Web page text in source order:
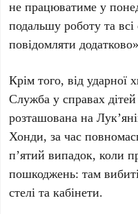
не працюватиме у
подальшу роботу та
повідомляти додатково
Крім того, від ударної
Служба у справах
розташована на
Хонди, за час
п’ятий випадок, коли
пошкоджень: там
стелі та кабінети.